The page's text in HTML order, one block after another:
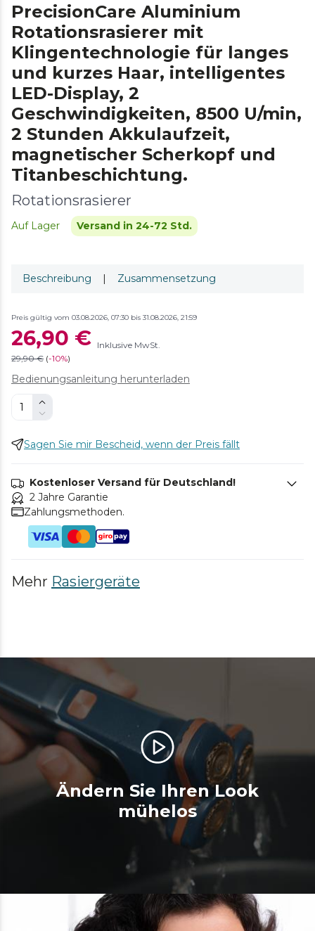
PrecisionCare Aluminium
Rotationsrasierer mit
Klingentechnologie für langes
und kurzes Haar, intelligentes
LED-Display, 2
Geschwindigkeiten, 8500 U/min,
2 Stunden Akkulaufzeit,
magnetischer Scherkopf und
Titanbeschichtung.
Rotationsrasierer
Auf Lager Versand in 24-72 Std.
Beschreibung | Zusammensetzung
Preis gültig vom 03.08.2026, 07:30 bis 31.08.2026, 21:59
26,90 € Inklusive MwSt.
29,90 € (-10%)
Bedienungsanleitung herunterladen
Sagen Sie mir Bescheid, wenn der Preis fällt
Kostenloser Versand für Deutschland!
2 Jahre Garantie
Zahlungsmethoden.
Mehr Rasiergeräte
Ändern Sie Ihren Look
mühelos